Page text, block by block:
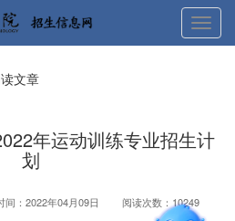
展
开
文章
年运动训练专业招生计
划
间：2022年04月09日 阅读次数：10249